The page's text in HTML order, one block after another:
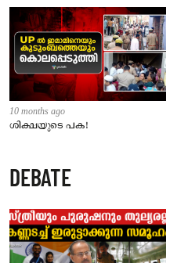
10 months ago
ശിക്ഷയുടെ പക!
DEBATE